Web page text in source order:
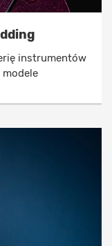
instrumentów